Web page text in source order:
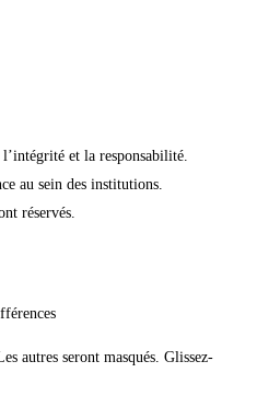
et la responsabilité.
au sein des institutions.
réservés.
autres seront masqués. Glissez-